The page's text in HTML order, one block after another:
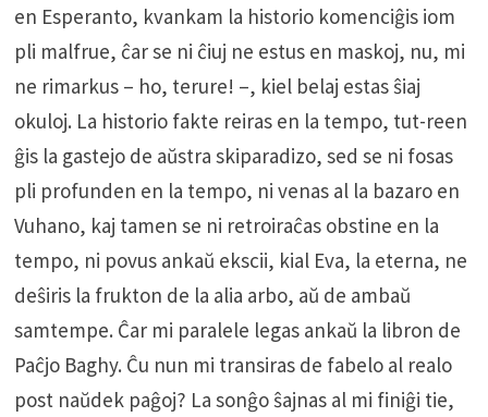
en Esperanto, kvankam la historio komenciĝis iom
pli malfrue, ĉar se ni ĉiuj ne estus en maskoj, nu, mi
ne rimarkus – ho, terure! –, kiel belaj estas ŝiaj
okuloj. La historio fakte reiras en la tempo, tut-reen
ĝis la gastejo de aŭstra skiparadizo, sed se ni fosas
pli profunden en la tempo, ni venas al la bazaro en
Vuhano, kaj tamen se ni retroiraĉas obstine en la
tempo, ni povus ankaŭ ekscii, kial Eva, la eterna, ne
deŝiris la frukton de la alia arbo, aŭ de ambaŭ
samtempe. Ĉar mi paralele legas ankaŭ la libron de
Paĉjo Baghy. Ĉu nun mi transiras de fabelo al realo
post naŭdek paĝoj? La sonĝo ŝajnas al mi finiĝi tie,